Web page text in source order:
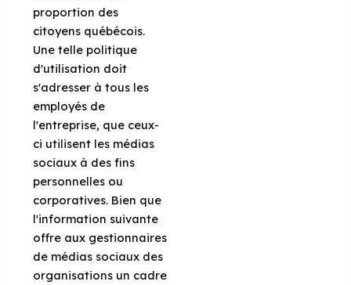
proportion des
citoyens québécois.
Une telle politique
d'utilisation doit
s'adresser à tous les
employés de
l'entreprise, que ceux-
ci utilisent les médias
sociaux à des fins
personnelles ou
corporatives. Bien que
l'information suivante
offre aux gestionnaires
de médias sociaux des
organisations un cadre